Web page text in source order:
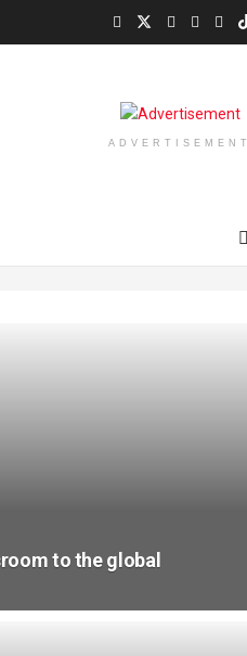
ADVERTISEMENT
to the global